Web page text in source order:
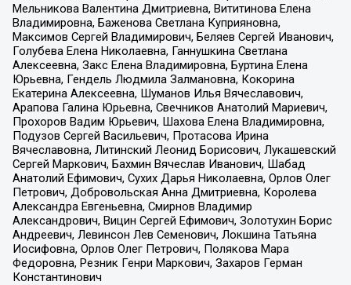
Мельникова Валентина Дмитриевна, Вититинова Елена
Владимировна, Баженова Светлана Куприяновна,
Максимов Сергей Владимирович, Беляев Сергей Иванович,
Голубева Елена Николаевна, Ганнушкина Светлана
Алексеевна, Закс Елена Владимировна, Буртина Елена
Юрьевна, Гендель Людмила Залмановна, Кокорина
Екатерина Алексеевна, Шуманов Илья Вячеславович,
Арапова Галина Юрьевна, Свечников Анатолий Мариевич,
Прохоров Вадим Юрьевич, Шахова Елена Владимировна,
Подузов Сергей Васильевич, Протасова Ирина
Вячеславовна, Литинский Леонид Борисович, Лукашевский
Сергей Маркович, Бахмин Вячеслав Иванович, Шабад
Анатолий Ефимович, Сухих Дарья Николаевна, Орлов Олег
Петрович, Добровольская Анна Дмитриевна, Королева
Александра Евгеньевна, Смирнов Владимир
Александрович, Вицин Сергей Ефимович, Золотухин Борис
Андреевич, Левинсон Лев Семенович, Локшина Татьяна
Иосифовна, Орлов Олег Петрович, Полякова Мара
Федоровна, Резник Генри Маркович, Захаров Герман
Константинович